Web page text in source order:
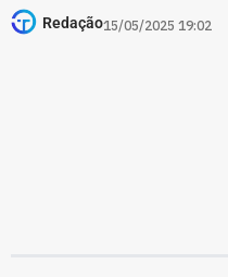
Redação15/05/2025 19:02